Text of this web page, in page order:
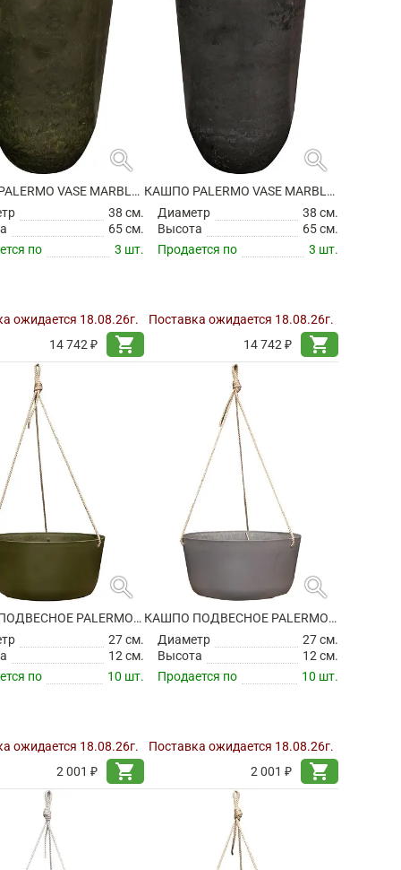
search
КАШПО PALERMO VASE MARBLE GREEN
38 см.
65 см.
по
3 шт.
ожидается 18.08.26г.
14 742 ₽
shopping_cart
search
КАШПО PALERMO VASE MARBLE GREY
Диаметр
38 см.
Высота
65 см.
Продается по
3 шт.
Поставка ожидается 18.08.26г.
14 742 ₽
shopping_cart
search
КАШПО ПОДВЕСНОЕ PALERMO HANGER GREEN
27 см.
12 см.
по
10 шт.
ожидается 18.08.26г.
2 001 ₽
shopping_cart
search
КАШПО ПОДВЕСНОЕ PALERMO HANGER GREY
Диаметр
27 см.
Высота
12 см.
Продается по
10 шт.
Поставка ожидается 18.08.26г.
2 001 ₽
shopping_cart